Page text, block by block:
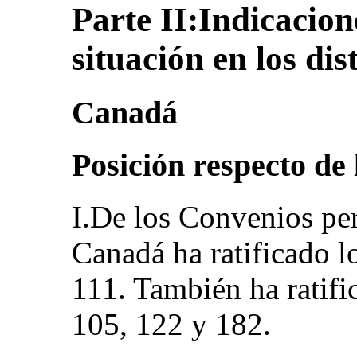
Parte
situación en los
Canadá
Posición respecto
I.De los Convenios
Canadá ha ratificado
111. También ha
105, 122 y 182.